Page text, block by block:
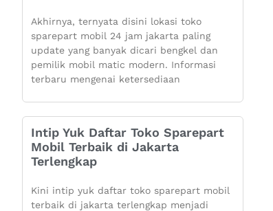
Akhirnya, ternyata disini lokasi toko
sparepart mobil 24 jam jakarta paling
update yang banyak dicari bengkel dan
pemilik mobil matic modern. Informasi
terbaru mengenai ketersediaan
Intip Yuk Daftar Toko Sparepart
Mobil Terbaik di Jakarta
Terlengkap
Kini intip yuk daftar toko sparepart mobil
terbaik di jakarta terlengkap menjadi